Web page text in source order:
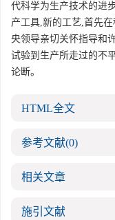
代科学为生产技术的进
产工具,新的工艺,首先
央领导亲切关怀指导和
试验到生产所走过的不
论断。
HTML全文
参考文献(0)
相关文章
施引文献